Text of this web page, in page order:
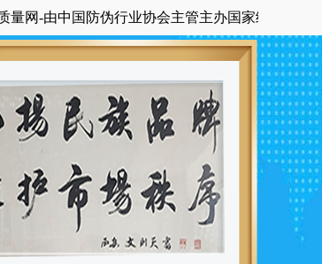
国防伪行业协会主管主办国家级中央在京科技